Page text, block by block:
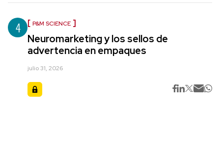
4 P&M SCIENCE
Neuromarketing y los sellos de
advertencia en empaques
julio 31, 2026